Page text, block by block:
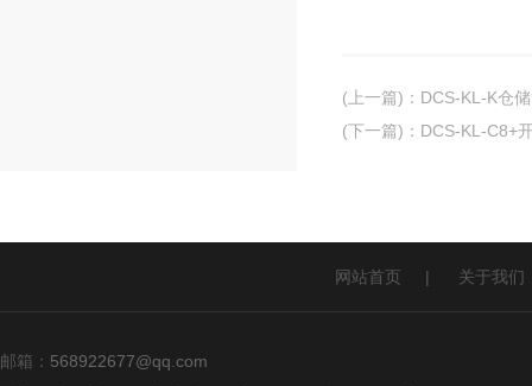
(上一篇) ： DCS-KL-K仓
(下一篇) ： DCS-KL-C8+
网站首页 | 关于我们
邮箱： 568922677@qq.com